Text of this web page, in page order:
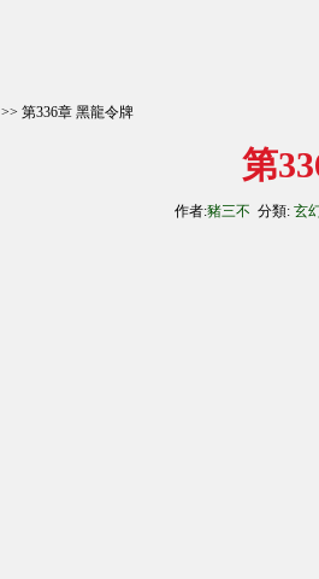
>> 第336章 黑龍令牌
第
作者:豬三不 分類: 玄